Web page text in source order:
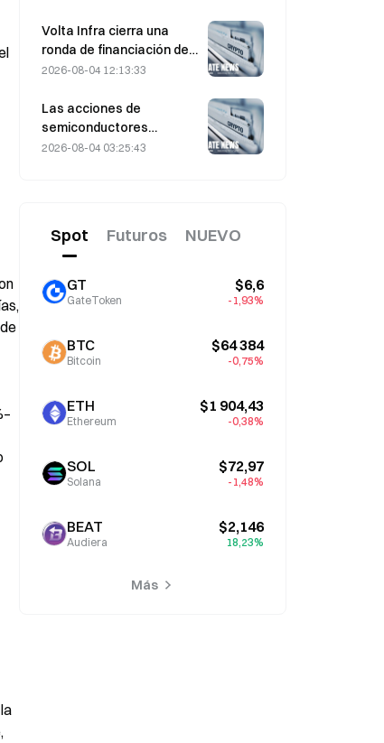
modelos de IA en las
últimas pruebas
comparativas
Volta Infra cierra una
ronda de financiación de
Serie A de $300M , con
millones de dólares,
liderada por a16z y
Altimeter
2026-08-04 12:13:33
Las acciones de
semiconductores
repuntan tras las ventas
SanDisk, en el punto de
mira
2026-08-04 03:25:43
Spot Futuros NUEVO
GT
GateToken
$6,6
-1,93%
BTC
Bitcoin
$64 384
-0,75%
ETH
Ethereum
$1 904,43
-0,38%
SOL
Solana
$72,97
-1,48%
BEAT
Audiera
$2,146
18,23%
Más